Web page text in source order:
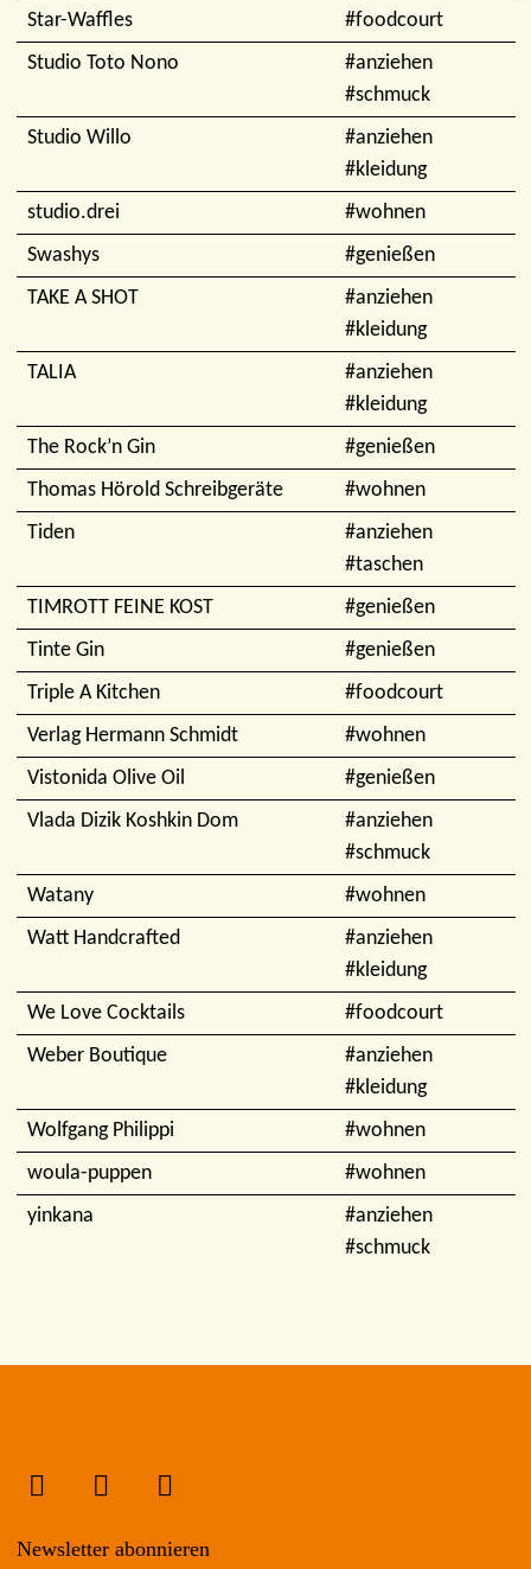
Star-Waffles
#foodcourt
Studio Toto Nono
#anziehen
#schmuck
Studio Willo
#anziehen
#kleidung
studio.drei
#wohnen
Swashys
#genießen
TAKE A SHOT
#anziehen
#kleidung
TALIA
#anziehen
#kleidung
The Rock’n Gin
#genießen
Thomas Hörold Schreibgeräte
#wohnen
Tiden
#anziehen
#taschen
TIMROTT FEINE KOST
#genießen
Tinte Gin
#genießen
Triple A Kitchen
#foodcourt
Verlag Hermann Schmidt
#wohnen
Vistonida Olive Oil
#genießen
Vlada Dizik Koshkin Dom
#anziehen
#schmuck
Watany
#wohnen
Watt Handcrafted
#anziehen
#kleidung
We Love Cocktails
#foodcourt
Weber Boutique
#anziehen
#kleidung
Wolfgang Philippi
#wohnen
woula-puppen
#wohnen
yinkana
#anziehen
#schmuck
Newsletter abonnieren